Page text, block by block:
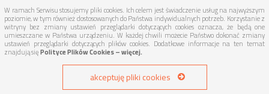
W ramach Serwisu stosujemy pliki cookies. Ich celem jest świadczenie usług na najwyższym
poziomie, w tym również dostosowanych do Państwa indywidualnych potrzeb. Korzystanie z
witryny bez zmiany ustawień przeglądarki dotyczących cookies oznacza, że będą one
umieszczane w Państwa urządzeniu. W każdej chwili możecie Państwo dokonać zmiany
ustawień przeglądarki dotyczących plików cookies. Dodatkowe informacje na ten temat
znajdują sięPolityce Plików Cookies – więcej.
akceptuję pliki cookies